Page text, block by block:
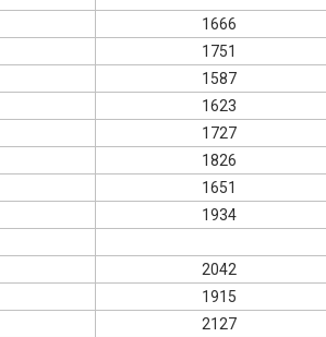
1666
1751
1587
1623
1727
1826
1651
1934
2042
1915
2127